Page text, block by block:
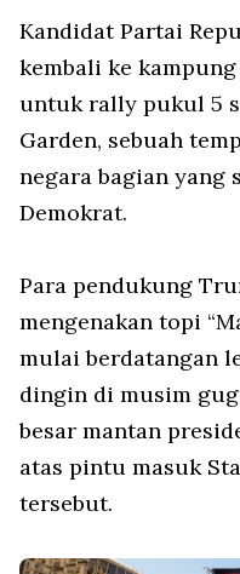
Kandidat Partai
kembali ke
untuk rally pukul 5
Garden, sebuah
negara bagian yang
Demokrat.
Para pendukung
mengenakan topi
mulai berdatangan
dingin di musim
besar mantan
atas pintu masuk
tersebut.